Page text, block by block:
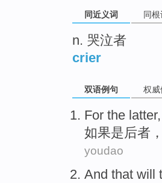
同近义词 同根
n. 哭泣者
crier
双语例句 权威
For the latter
如果是 后者
youdao
And that will